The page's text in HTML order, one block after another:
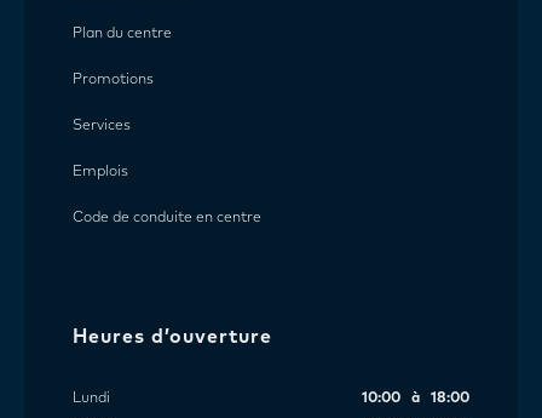
Plan du centre
Promotions
Services
Emplois
Code de conduite en centre
Heures d’ouverture
Lundi
10:00 à 18:00